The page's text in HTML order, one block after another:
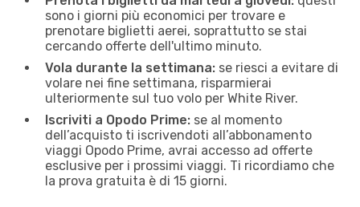
sono i giorni più economici per trovare e
prenotare biglietti aerei, soprattutto se stai
cercando offerte dell'ultimo minuto.
Vola durante la settimana: se riesci a evitare di
volare nei fine settimana, risparmierai
ulteriormente sul tuo volo per White River.
Iscriviti a Opodo Prime: se al momento
dell’acquisto ti iscrivendoti all’abbonamento
viaggi Opodo Prime, avrai accesso ad offerte
esclusive per i prossimi viaggi. Ti ricordiamo che
la prova gratuita è di 15 giorni.